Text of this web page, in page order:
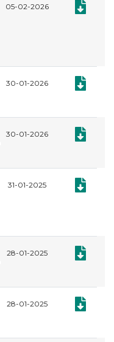
05-02-2026
30-01-2026
30-01-2026
31-01-2025
28-01-2025
28-01-2025